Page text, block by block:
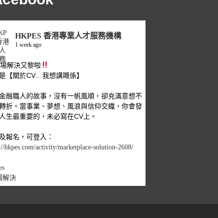
HKPES 香港專業人才服務機構
1 week ago
解決又黎啦
【關於CV…我想講嘅係】
融職人的故事，沒有一帆風順，卻充滿意想不
折。當事業、夢想、風浪與信仰交織，你會發
生最重要的，未必寫在CV上。
報名，可登入：
hkpes.com/activity/marketplace-solution-2608/
解決